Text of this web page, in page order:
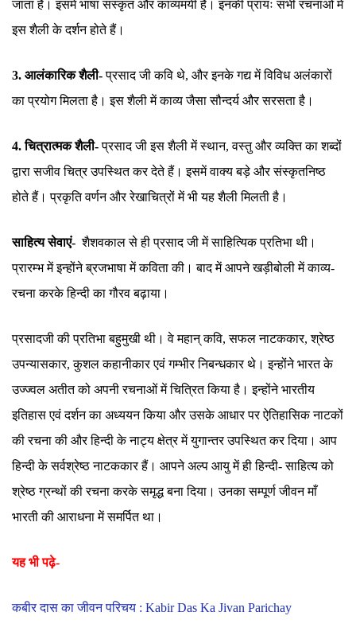
जाता है। इसमें भाषा संस्कृत और काव्यमयी है। इनकी प्रायः सभी रचनाओं में
इस शैली के दर्शन होते हैं।
3. आलंकारिक शैली-प्रसाद जी कवि थे, और इनके गद्य में विविध अलंकारों
का प्रयोग मिलता है। इस शैली में काव्य जैसा सौन्दर्य और सरसता है।
4. चित्रात्मक शैली-प्रसाद जी इस शैली में स्थान, वस्तु और व्यक्ति का शब्दों
द्वारा सजीव चित्र उपस्थित कर देते हैं। इसमें वाक्य बड़े और संस्कृतनिष्ठ
होते हैं। प्रकृति वर्णन और रेखाचित्रों में भी यह शैली मिलती है।
साहित्य सेवाएं-शैशवकाल से ही प्रसाद जी में साहित्यिक प्रतिभा थी।
प्रारम्भ में इन्होंने ब्रजभाषा में कविता की। बाद में आपने खड़ीबोली में काव्य-
रचना करके हिन्दी का गौरव बढ़ाया।
प्रसादजी की प्रतिभा बहुमुखी थी। वे महान् कवि, सफल नाटककार, श्रेष्ठ
उपन्यासकार, कुशल कहानीकार एवं गम्भीर निबन्धकार थे। इन्होंने भारत के
उज्ज्वल अतीत को अपनी रचनाओं में चित्रित किया है। इन्होंने भारतीय
इतिहास एवं दर्शन का अध्ययन किया और उसके आधार पर ऐतिहासिक नाटकों
की रचना की और हिन्दी के नाट्य क्षेत्र में युगान्तर उपस्थित कर दिया। आप
हिन्दी के सर्वश्रेष्ठ नाटककार हैं। आपने अल्प आयु में ही हिन्दी- साहित्य को
श्रेष्ठ ग्रन्थों की रचना करके समृद्ध बना दिया। उनका सम्पूर्ण जीवन माँ
भारती की आराधना में समर्पित था।
यह भी पढ़े-
कबीर दास का जीवन परिचय : Kabir Das Ka Jivan Parichay